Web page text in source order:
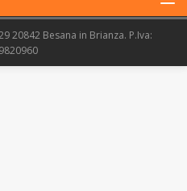
20842 Besana in Brianza. P.Iva: